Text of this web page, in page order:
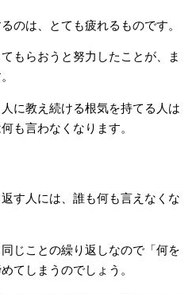
のは、とても疲れるものです。
もらおうと努力したことが、ま
に教え続ける根気を持てる人は
も言わなくなります。
す人には、誰も何も言えなくな
じことの繰り返しなので「何を
てしまうのでしょう。